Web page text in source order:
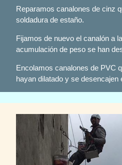
Reparamos canalones de cinz
soldadura de estaño.
Fijamos de nuevo el canalón a
acumulación de peso se han
Encolamos canalones de PVC
hayan dilatado y se desencajen